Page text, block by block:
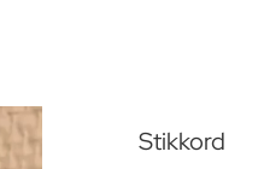
Stikkord